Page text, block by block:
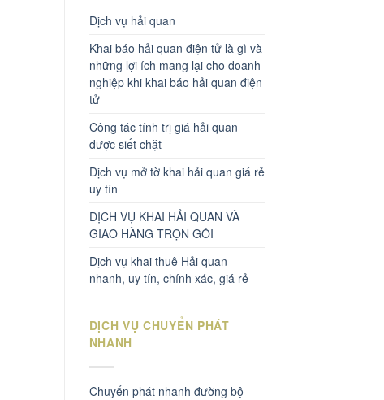
Dịch vụ hải quan
Khai báo hải quan điện tử là gì và
những lợi ích mang lại cho doanh
nghiệp khi khai báo hải quan điện
tử
Công tác tính trị giá hải quan
được siết chặt
Dịch vụ mở tờ khai hải quan giá rẻ
uy tín
DỊCH VỤ KHAI HẢI QUAN VÀ
GIAO HÀNG TRỌN GÓI
Dịch vụ khai thuê Hải quan
nhanh, uy tín, chính xác, giá rẻ
DỊCH VỤ CHUYỂN PHÁT
NHANH
Chuyển phát nhanh đường bộ